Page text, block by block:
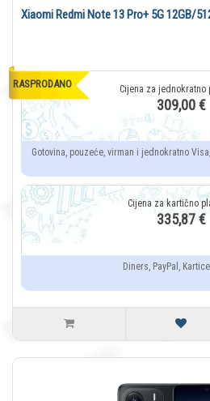
RASPRODANO
Xiaomi Redmi Note 13 Pro+ 5G 12GB/
309,00 €
Gotovina, pouzeće, virman i jednokratno
335,87 €
Diners, PayPal,